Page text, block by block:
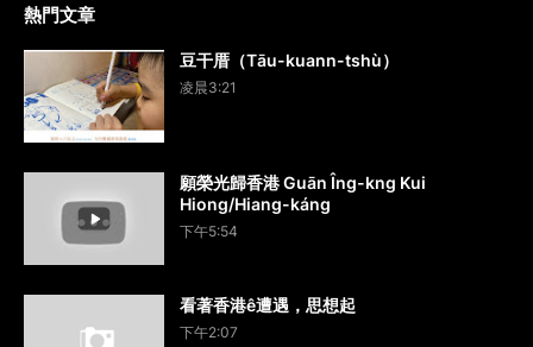
熱門文章
豆干厝（Tāu-kuann-tshù）
凌晨3:21
願榮光歸香港 Guān Îng-kng Kui
Hiong/Hiang-káng
下午5:54
看著香港ê遭遇，思想起
下午2:07